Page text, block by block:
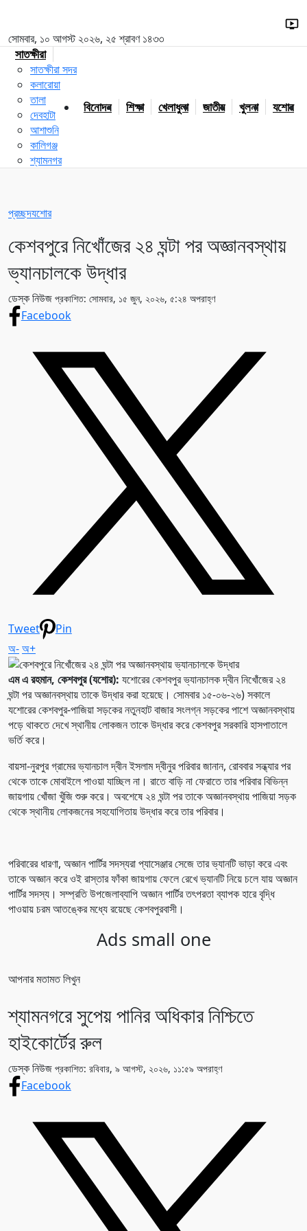
সোমবার, ১০ আগস্ট ২০২৬, ২৫ শ্রাবণ ১৪৩৩
সাতক্ষীরা
সাতক্ষীরা সদর
কলারোয়া
তালা
দেবহাটা
আশাশুনি
কালিগঞ্জ
শ্যামনগর
বিনোদন শিক্ষা খেলাধুলা জাতীয় খুলনা যশোর
প্রচ্ছদযশোর
কেশবপুরে নিখোঁজের ২৪ ঘন্টা পর অজ্ঞানবস্থায়
ভ্যানচালকে উদ্ধার
ডেস্ক নিউজ প্রকাশিত: সোমবার, ১৫ জুন, ২০২৬, ৫:২৪ অপরাহ্ণ
Facebook
Tweet
Pin
অ-অ+
এম এ রহমান, কেশবপুর (যশোর): যশোরের কেশবপুর ভ্যানচালক দ্বীন নিখোঁজের ২৪
ঘন্টা পর অজ্ঞানবস্থায় তাকে উদ্ধার করা হয়েছে। সোমবার ১৫-০৬-২৬) সকালে
যশোরের কেশবপুর-পাজিয়া সড়কের নতুনহাট বাজার সংলগ্ন সড়কের পাশে অজ্ঞানবস্থায়
পড়ে থাকতে দেখে স্থানীয় লোকজন তাকে উদ্ধার করে কেশবপুর সরকারি হাসপাতালে
ভর্তি করে।
বায়সা-নুরপুর গ্রামের ভ্যানচাল দ্বীন ইসলাম দ্বীনুর পরিবার জানান, রোববার সন্ধ্যার পর
থেকে তাকে মোবাইলে পাওয়া যাচ্ছিল না। রাতে বাড়ি না ফেরাতে তার পরিবার বিভিন্ন
জায়গায় খোঁজা খুঁজি শুরু করে। অবশেষে ২৪ ঘন্টা পর তাকে অজ্ঞানবস্থায় পাজিয়া সড়ক
থেকে স্থানীয় লোকজনের সহযোগিতায় উদ্ধার করে তার পরিবার।
পরিবারের ধারণা, অজ্ঞান পার্টির সদস্যরা প্যাসেঞ্জার সেজে তার ভ্যানটি ভাড়া করে এবং
তাকে অজ্ঞান করে ওই রাস্তার ফাঁকা জায়গায় ফেলে রেখে ভ্যানটি নিয়ে চলে যায় অজ্ঞান
পার্টির সদস্য। সম্প্রতি উপজেলাব্যাপি অজ্ঞান পার্টির তৎপরতা ব্যাপক হারে বৃদ্ধি
পাওয়ায় চরম আতঙ্কের মধ্যে রয়েছে কেশবপুরবাসী।
Ads small one
আপনার মতামত লিখুন
শ্যামনগরে সুপেয় পানির অধিকার নিশ্চিতে
হাইকোর্টের রুল
ডেস্ক নিউজ প্রকাশিত: রবিবার, ৯ আগস্ট, ২০২৬, ১১:৫৯ অপরাহ্ণ
Facebook